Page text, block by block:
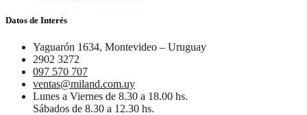
Datos de Interés
Yaguarón 1634, Montevideo – Uruguay
2902 3272
097 570 707
ventas@miland.com.uy
Lunes a Viernes de 8.30 a 18.00 hs.
Sábados de 8.30 a 12.30 hs.